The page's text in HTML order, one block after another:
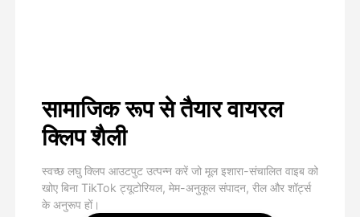
सामाजिक रूप से तैयार वायरल
क्लिप शैली
स्वच्छ लघु क्लिप आउटपुट उत्पन्न करें जो मूल इशारा-संचालित वाइब को
खोए बिना TikTok ट्यूटोरियल, मेम-अनुकूल संपादन, रील और शॉर्ट्स
के अनुरूप हों।